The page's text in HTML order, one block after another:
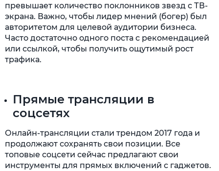
превышает количество поклонников звезд с ТВ-
экрана. Важно, чтобы лидер мнений (богер) был
авторитетом для целевой аудитории бизнеса.
Часто достаточно одного поста с рекомендацией
или ссылкой, чтобы получить ощутимый рост
трафика.
Прямые трансляции в
соцсетях
Онлайн-трансляции стали трендом 2017 года и
продолжают сохранять свои позиции. Все
топовые соцсети сейчас предлагают свои
инструменты для прямых включений с гаджетов.